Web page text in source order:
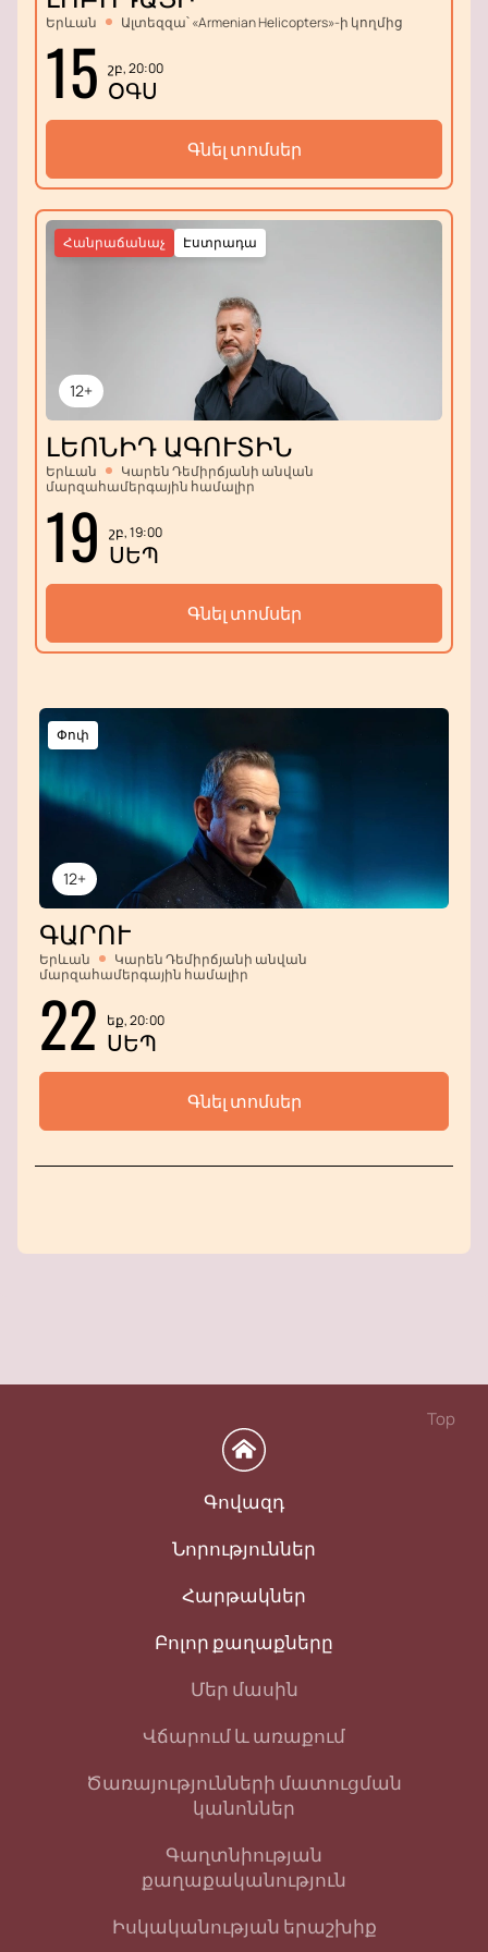
Երևան Ալտեզզա՝ «Armenian Helicopters»-ի կողմից
15 շբ, 20:00
ՕԳՍ
Գնել տոմսեր
12+
Էստրադա
Հանրաճանաչ
ԼԵՈՆԻԴ ԱԳՈՒՏԻՆ
Երևան
Կարեն Դեմիրճյանի անվան
մարզահամերգային համալիր
19 շբ, 19:00
ՍԵՊ
Գնել տոմսեր
12+
Փոփ
ԳԱՐՈՒ
Երևան
Կարեն Դեմիրճյանի անվան
մարզահամերգային համալիր
22 եք, 20:00
ՍԵՊ
Գնել տոմսեր
Top
Գովազդ
Նորություններ
Հարթակներ
Բոլոր քաղաքները
Մեր մասին
Վճարում և առաքում
Ծառայությունների մատուցման
կանոններ
Գաղտնիության
քաղաքականություն
Իսկականության երաշխիք